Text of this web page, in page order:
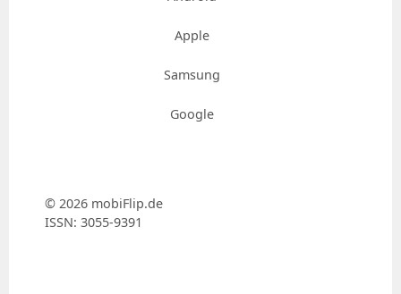
Apple
Samsung
Google
© 2026 mobiFlip.de
ISSN: 3055-9391